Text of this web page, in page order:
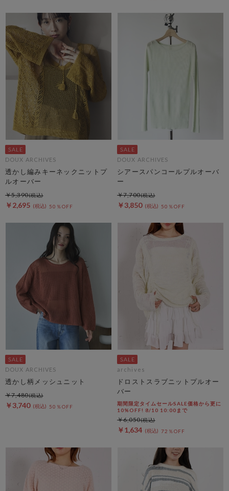
DOUX ARCHIVES
透かし編みキーネックニットプ
ルオーバー
￥2,695 50％OFF
￥5,390
DOUX ARCHIVES
シアースパンコールプルオーバ
ー
￥3,850 50％OFF
￥7,700
DOUX ARCHIVES
透かし柄メッシュニット
￥3,740 50％OFF
￥7,480
archives
ドロストスラブニットプルオー
バー
期間限定タイムセールSALE価格から更に
10%OFF! 8/10 10:00まで
￥1,634 72％OFF
￥6,050